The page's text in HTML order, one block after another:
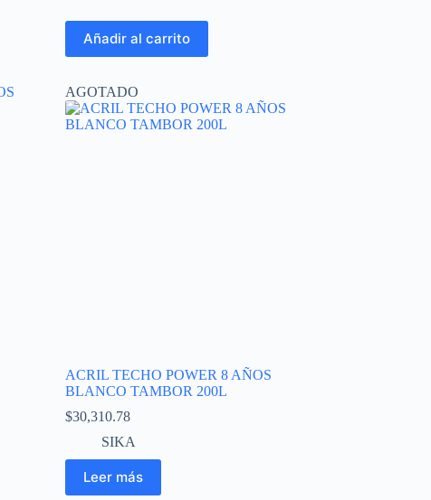
Añadir al carrito
AGOTADO
ACRIL TECHO POWER 8 AÑOS
BLANCO TAMBOR 200L
$30,310.78
SIKA
Leer más